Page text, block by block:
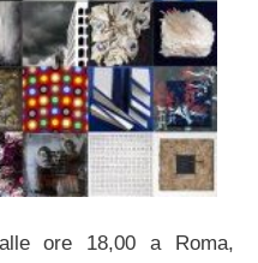
ore 18,00 a Roma,